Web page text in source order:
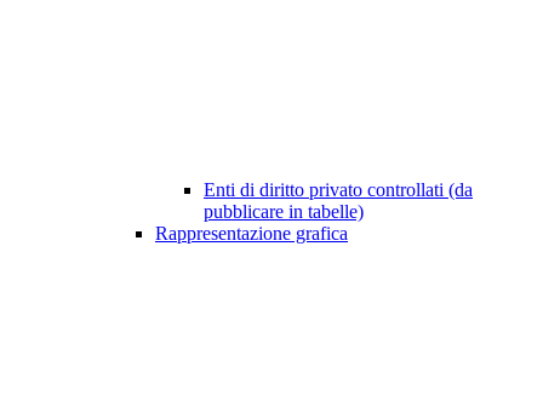
Enti di diritto privato controllati (da
pubblicare in tabelle)
Rappresentazione grafica